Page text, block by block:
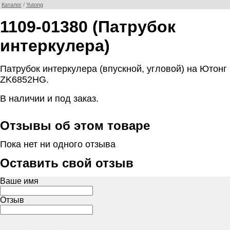
Каталог / Yutong
1109-01380 (Патрубок
интеркулера)
Патрубок интеркулера (впускной, угловой) на Ютонг
ZK6852HG.
В наличии и под заказ.
Отзывы об этом товаре
Пока нет ни одного отзыва
Оставить свой отзыв
Ваше имя
Отзыв